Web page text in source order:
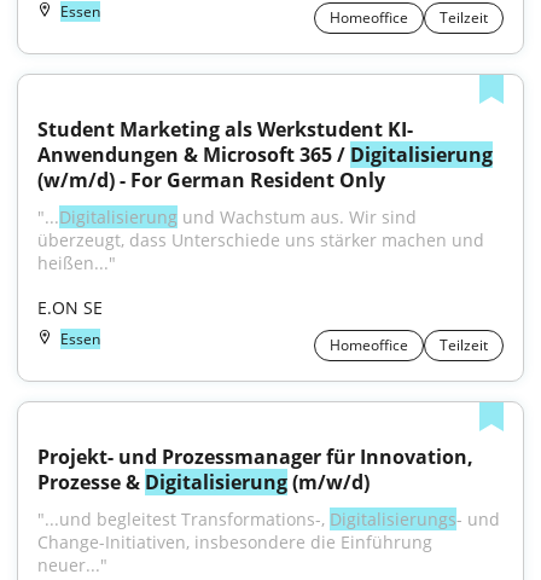
Essen Homeoffice Teilzeit
Student Marketing als Werkstudent KI-
Anwendungen & Microsoft 365 / Digitalisierung
(w/m/d) - For German Resident Only
"...Digitalisierung und Wachstum aus. Wir sind
überzeugt, dass Unterschiede uns stärker machen und
heißen..."
E.ON SE
Essen Homeoffice Teilzeit
Projekt- und Prozessmanager für Innovation,
Prozesse & Digitalisierung (m/w/d)
"...und begleitest Transformations-, Digitalisierungs- und
Change-Initiativen, insbesondere die Einführung
neuer..."